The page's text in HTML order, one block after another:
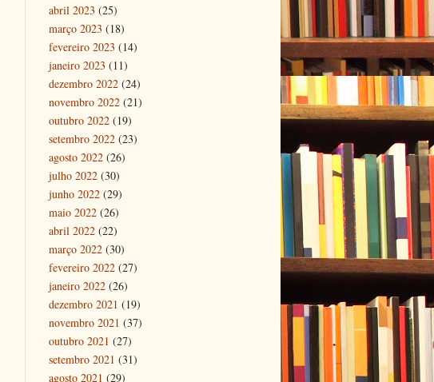
abril 2023 (25)
março 2023 (18)
fevereiro 2023 (14)
janeiro 2023 (11)
dezembro 2022 (24)
novembro 2022 (21)
outubro 2022 (19)
setembro 2022 (23)
agosto 2022 (26)
julho 2022 (30)
junho 2022 (29)
maio 2022 (26)
abril 2022 (22)
março 2022 (30)
fevereiro 2022 (27)
janeiro 2022 (26)
dezembro 2021 (19)
novembro 2021 (37)
outubro 2021 (27)
setembro 2021 (31)
agosto 2021 (29)